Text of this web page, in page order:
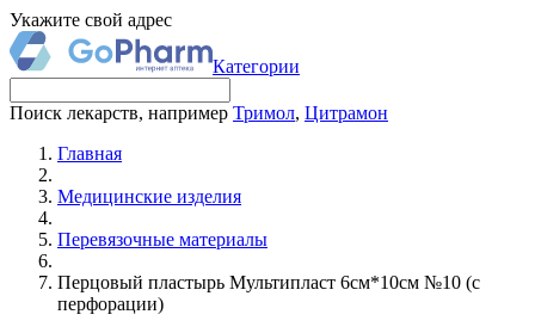
Укажите свой адрес
Категории
Поиск лекарств, например Тримол, Цитрамон
Главная
Медицинские изделия
Перевязочные материалы
Перцовый пластырь Мультипласт 6см*10см №10 (с
перфорации)